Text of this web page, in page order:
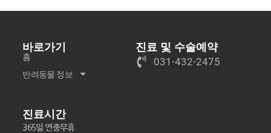
바로가기
홈
반려동물 정보
진료 및 수술예약
031-432-2475
진료시간
365일 연중무휴